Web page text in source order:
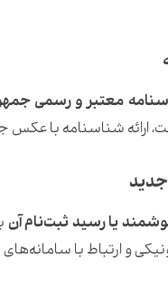
معتبر و رسمی
ارائه شناسنامه با عکس
یا رسید ثبت‌نام آن
و ارتباط با